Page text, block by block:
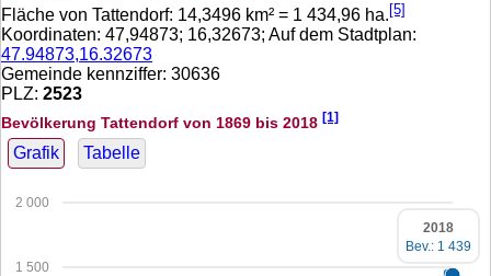
Fläche von Tattendorf: 14,3496 km² = 1 434,96 ha. [5]
Koordinaten: 47,94873; 16,32673; Auf dem Stadtplan:
47.94873,16.32673
Gemeinde kennziffer: 30636
PLZ: 2523
Bevölkerung Tattendorf von 1869 bis 2018 [1]
Grafik Tabelle
1 500
2 000
2018
Bev.: 1 439